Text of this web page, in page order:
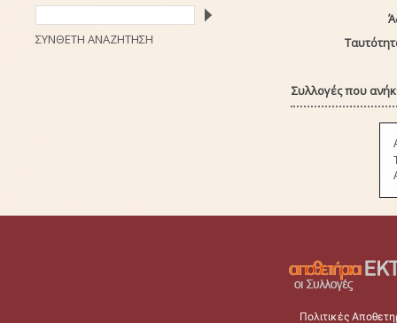
ΣΥΝΘΕΤΗ ΑΝΑΖΗΤΗΣΗ
Συλλογές που